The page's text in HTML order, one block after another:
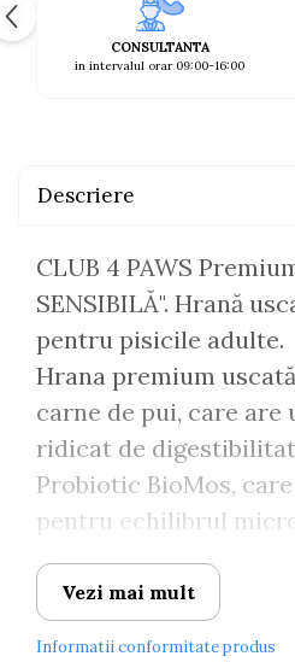
CONSULTANTA
in intervalul orar 09:00-16:00
Descriere
CLUB 4 PAWS
SENSIBILĂ". Hrană
pentru pisicile adulte.
Hrana premium
carne de pui, care are
ridicat de
Probiotic BioMos,
pentru echilibrul
Fibra de sfeclă
probiotic natural și
reproducere pentru
Vezi mai mult
Informatii conformitate produs